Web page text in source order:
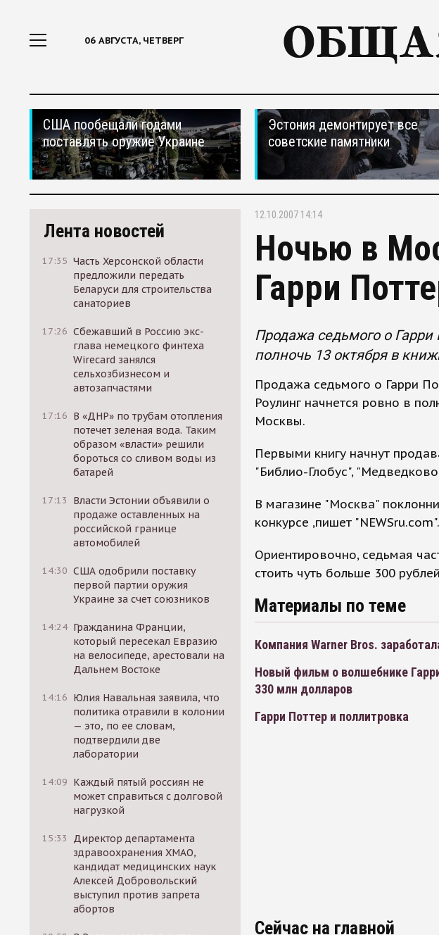
06 АВГУСТА, ЧЕТВЕРГ
США пообещали годами
поставлять оружие Украине
Эстония демонтирует все
советские памятники
Лента новостей
17:35 Часть Херсонской области
предложили передать
Беларуси для строительства
санаториев
17:26 Сбежавший в Россию экс-
глава немецкого финтеха
Wirecard занялся
сельхозбизнесом и
автозапчастями
17:16 В «ДНР» по трубам отопления
потечет зеленая вода. Таким
образом «власти» решили
бороться со сливом воды из
батарей
17:13
Власти Эстонии объявили о
продаже оставленных на
российской границе
автомобилей
14:30 США одобрили поставку
первой партии оружия
Украине за счет союзников
14:24 Гражданина Франции,
который пересекал Евразию
на велосипеде, арестовали на
Дальнем Востоке
14:16 Юлия Навальная заявила, что
политика отравили в колонии
— это, по ее словам,
подтвердили две
лаборатории
14:09 Каждый пятый россиян не
может справиться с долговой
нагрузкой
15:33
Директор департамента
здравоохранения ХМАО,
кандидат медицинских наук
Алексей Добровольский
выступил против запрета
абортов
12.10.2007 14:14
Ночью в
Гарри
Продажа седьмого о
полночь 13 октября в
Продажа седьмого о Гарри
Роулинг начнется ровно в
Москвы.
Первыми книгу начнут
"Библио-Глобус",
В магазине "Москва"
конкурсе ,пишет "NEWSru.com".
Ориентировочно, седьмая
стоить чуть больше 300
Материалы по теме
Компания Warner Bros.
Новый фильм о волшебнике
330 млн долларов
Гарри Поттер и поллитровка
Сейчас на главной